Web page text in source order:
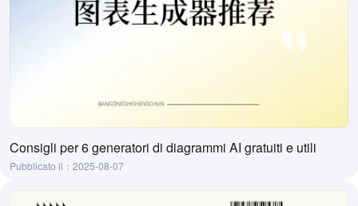
Consigli per 6 generatori di diagrammi AI gratuiti e utili
Pubblicato il：2025-08-07